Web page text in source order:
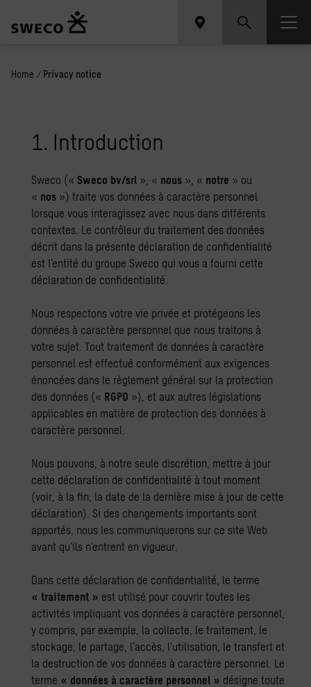
Home / Privacy notice
1. Introduction
Sweco (« Sweco bv/srl », « nous », « notre » ou
« nos ») traite vos données à caractère personnel
lorsque vous interagissez avec nous dans différents
contextes. Le contrôleur du traitement des données
décrit dans la présente déclaration de confidentialité
est l’entité du groupe Sweco qui vous a fourni cette
déclaration de confidentialité.
Nous respectons votre vie privée et protégeons les
données à caractère personnel que nous traitons à
votre sujet. Tout traitement de données à caractère
personnel est effectué conformément aux exigences
énoncées dans le règlement général sur la protection
des données (« RGPD »), et aux autres législations
applicables en matière de protection des données à
caractère personnel.
Nous pouvons, à notre seule discrétion, mettre à jour
cette déclaration de confidentialité à tout moment
(voir, à la fin, la date de la dernière mise à jour de cette
déclaration). Si des changements importants sont
apportés, nous les communiquerons sur ce site Web
avant qu’ils n’entrent en vigueur.
Dans cette déclaration de confidentialité, le terme
« traitement » est utilisé pour couvrir toutes les
activités impliquant vos données à caractère personnel,
y compris, par exemple, la collecte, le traitement, le
stockage, le partage, l’accès, l’utilisation, le transfert et
la destruction de vos données à caractère personnel. Le
terme « données à caractère personnel » désigne toute